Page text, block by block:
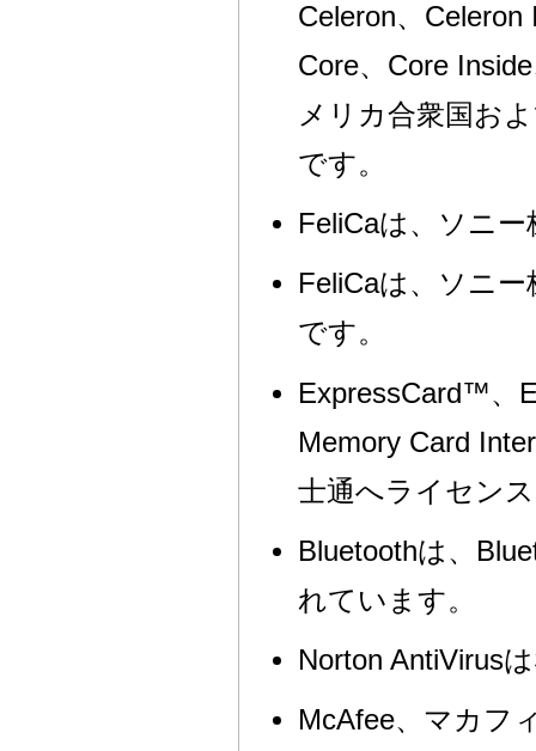
Celeron、
Core、Core
メリカ合衆国お
です。
FeliCaは、ソニ
FeliCaは、ソニ
です。
ExpressCard™、
Memory Card
士通へライセン
Bluetoothは、
れています。
Norton AntiVirus
McAfee、マカフ